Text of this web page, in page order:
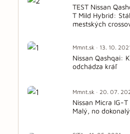
TEST Nissan
T Mild Hybrid:
mestských
Mmnt.sk · 13. 10.
Nissan Qashqai:
odchádza kráľ
Mmnt.sk · 20. 07.
Nissan Micra IG-
Malý, no dokonalý